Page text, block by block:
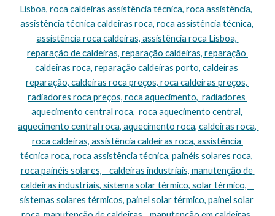
Lisboa, roca caldeiras assistência técnica, roca assistência,
assistência técnica caldeiras roca, roca assistência técnica,
assistência roca caldeiras, assistência roca Lisboa,
reparação de caldeiras, reparação caldeiras, reparação
caldeiras roca, reparação caldeiras porto, caldeiras
reparação, caldeiras roca preços, roca caldeiras preços,
radiadores roca preços, roca aquecimento,  radiadores
aquecimento central roca,  roca aquecimento central,
aquecimento central roca, aquecimento roca, caldeiras roca,
roca caldeiras, assistência caldeiras roca, assistência
técnica roca, roca assistência técnica, painéis solares roca,
roca painéis solares,    caldeiras industriais, manutenção de
caldeiras industriais, sistema solar térmico, solar térmico,
sistemas solares térmicos, painel solar térmico, painel solar